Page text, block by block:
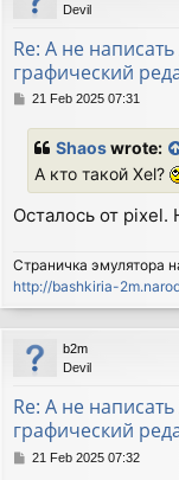
Devil
Re: А не
графический
P21 Feb 2025 07:31
Shaoswrote:
А кто такой Xel?
Осталось от pixel.
Страничка эмулятора
http://bashkiria-
b2m
Devil
Re: А не
графический
P21 Feb 2025 07:32